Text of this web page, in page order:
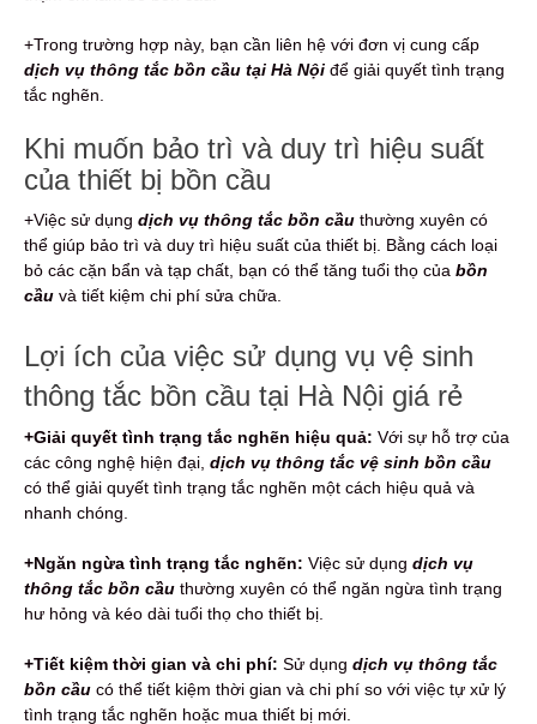
+Trong trường hợp này, bạn cần liên hệ với đơn vị cung cấp
dịch vụ thông tắc bồn cầu tại Hà Nội để giải quyết tình trạng
tắc nghẽn.
Khi muốn bảo trì và duy trì hiệu suất
của thiết bị bồn cầu
+Việc sử dụng dịch vụ thông tắc bồn cầu thường xuyên có
thể giúp bảo trì và duy trì hiệu suất của thiết bị. Bằng cách loại
bỏ các cặn bẩn và tạp chất, bạn có thể tăng tuổi thọ của bồn
cầu và tiết kiệm chi phí sửa chữa.
Lợi ích của việc sử dụng vụ vệ sinh
thông tắc bồn cầu tại Hà Nội giá rẻ
+Giải quyết tình trạng tắc nghẽn hiệu quả: Với sự hỗ trợ của
các công nghệ hiện đại, dịch vụ thông tắc vệ sinh bồn cầu
có thể giải quyết tình trạng tắc nghẽn một cách hiệu quả và
nhanh chóng.
+Ngăn ngừa tình trạng tắc nghẽn: Việc sử dụng dịch vụ
thông tắc bồn cầu thường xuyên có thể ngăn ngừa tình trạng
hư hỏng và kéo dài tuổi thọ cho thiết bị.
+Tiết kiệm thời gian và chi phí: Sử dụng dịch vụ thông tắc
bồn cầu có thể tiết kiệm thời gian và chi phí so với việc tự xử lý
tình trạng tắc nghẽn hoặc mua thiết bị mới.